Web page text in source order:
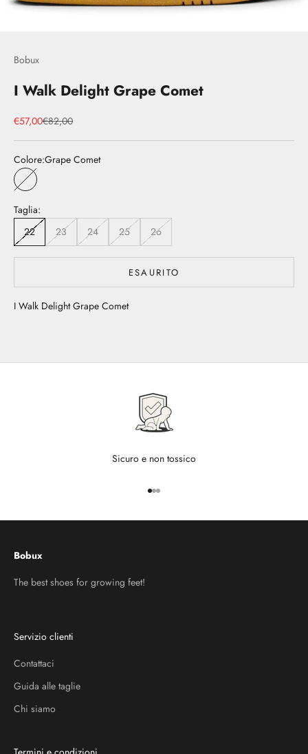
Bobux
I Walk Delight Grape Comet
Prezzo scontato
€57,00Prezzo
€82,00
Colore:Grape Comet
Grape Comet
Taglia:
22
23 24 25 26
ESAURITO
I Walk Delight Grape Comet
Sicuro e non tossico
Vai all'articolo 1
Vai all'articolo 2
Vai all'articolo 3
Bobux
The best shoes for growing feet!
Servizio clienti
Contattaci
Guida alle taglie
Chi siamo